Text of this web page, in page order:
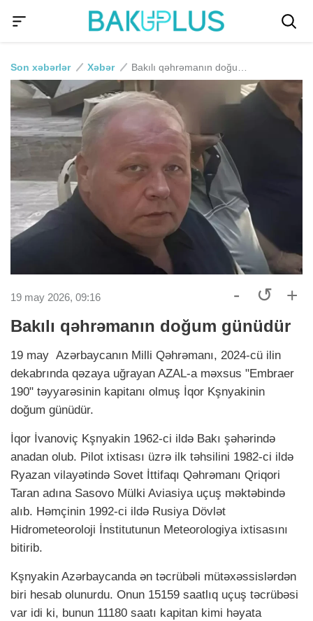
Son xəbərlər Xəbər
19 may 2026, 09:16 - ↺ +
Bakılı qəhrəmanın doğum günüdür
19 may Azərbaycanın Milli Qəhrəmanı, 2024-cü ilin
dekabrında qəzaya uğrayan AZAL-a məxsus "Embraer
190" təyyarəsinin kapitanı olmuş İqor Kşnyakinin
doğum günüdür.
İqor İvanoviç Kşnyakin 1962-ci ildə Bakı şəhərində
anadan olub. Pilot ixtisası üzrə ilk təhsilini 1982-ci ildə
Ryazan vilayətində Sovet İttifaqı Qəhrəmanı Qriqori
Taran adına Sasovo Mülki Aviasiya uçuş məktəbində
alıb. Həmçinin 1992-ci ildə Rusiya Dövlət
Hidrometeoroloji İnstitutunun Meteorologiya ixtisasını
bitirib.
Kşnyakin Azərbaycanda ən təcrübəli mütəxəssislərdən
biri hesab olunurdu. Onun 15159 saatlıq uçuş təcrübəsi
var idi ki, bunun 11180 saatı kapitan kimi həyata